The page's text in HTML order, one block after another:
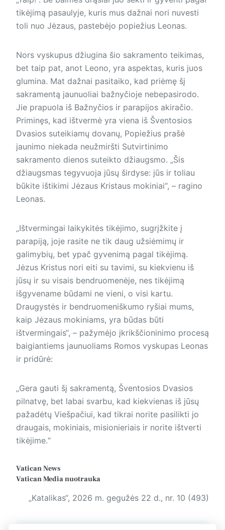
tikėjimą pasaulyje, kuris mus dažnai nori nuvesti
toli nuo Jėzaus, pastebėjo popiežius Leonas.
Nors vyskupus džiugina šio sakramento teikimas,
bet taip pat, anot Leono, yra aspektas, kuris juos
glumina. Mat dažnai pasitaiko, kad priėmę šį
sakramentą jaunuoliai bažnyčioje nebepasirodo.
Jie prapuola iš Bažnyčios ir parapijos akiračio.
Priminęs, kad ištvermė yra viena iš Šventosios
Dvasios suteikiamų dovanų, Popiežius prašė
jaunimo niekada neužmiršti Sutvirtinimo
sakramento dienos suteikto džiaugsmo. „Šis
džiaugsmas tegyvuoja jūsų širdyse: jūs ir toliau
būkite ištikimi Jėzaus Kristaus mokiniai“, – ragino
Leonas.
„Ištvermingai laikykitės tikėjimo, sugrįžkite į
parapiją, joje rasite ne tik daug užsiėmimų ir
galimybių, bet ypač gyvenimą pagal tikėjimą.
Jėzus Kristus nori eiti su tavimi, su kiekvienu iš
jūsų ir su visais bendruomenėje, nes tikėjimą
išgyvename būdami ne vieni, o visi kartu.
Draugystės ir bendruomeniškumo ryšiai mums,
kaip Jėzaus mokiniams, yra būdas būti
ištvermingais“, – pažymėjo įkrikščioninimo procesą
baigian­tiems jaunuoliams Romos vyskupas Leonas
ir pridūrė:
„Gera gauti šį sakramentą, Šven­tosios Dvasios
pilnatvę, bet labai svarbu, kad kiekvienas iš jūsų
pažadėtų Viešpačiui, kad tikrai norite pasilikti jo
draugais, mokiniais, misionieriais ir norite ištverti
tikėjime.“
Vatican News
Vatican Medianuotrauka
„Katalikas“, 2026 m. gegužės 22 d., nr. 10 (493)